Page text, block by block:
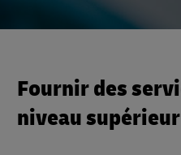
Fournir des
niveau supérieur